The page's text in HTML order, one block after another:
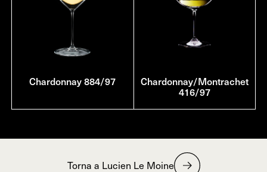
Chardonnay 884/97 Chardonnay/Montrachet
416/97
Torna a Lucien Le Moine